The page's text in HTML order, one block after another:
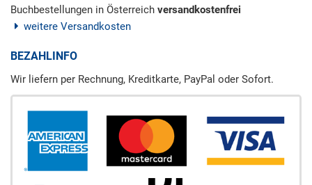
Buchbestellungen in Österreich versandkostenfrei
weitere Versandkosten
BEZAHLINFO
Wir liefern per Rechnung, Kreditkarte, PayPal oder Sofort.